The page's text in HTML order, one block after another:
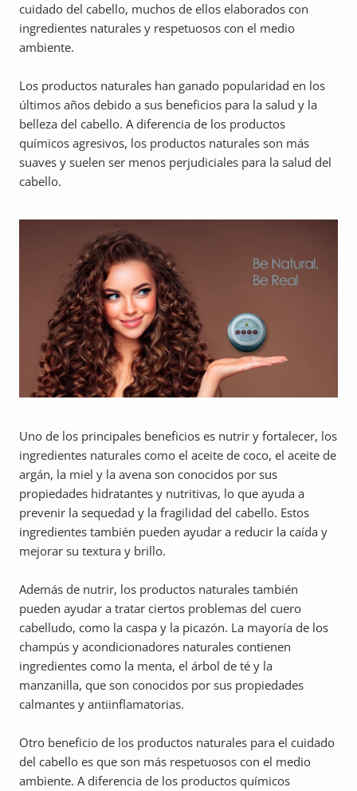
cuidado del cabello, muchos de ellos elaborados con
ingredientes naturales y respetuosos con el medio
ambiente.
Los productos naturales han ganado popularidad en los
últimos años debido a sus beneficios para la salud y la
belleza del cabello. A diferencia de los productos
químicos agresivos, los productos naturales son más
suaves y suelen ser menos perjudiciales para la salud del
cabello.
Uno de los principales beneficios es nutrir y fortalecer, los
ingredientes naturales como el aceite de coco, el aceite de
argán, la miel y la avena son conocidos por sus
propiedades hidratantes y nutritivas, lo que ayuda a
prevenir la sequedad y la fragilidad del cabello. Estos
ingredientes también pueden ayudar a reducir la caída y
mejorar su textura y brillo.
Además de nutrir, los productos naturales también
pueden ayudar a tratar ciertos problemas del cuero
cabelludo, como la caspa y la picazón. La mayoría de los
champús y acondicionadores naturales contienen
ingredientes como la menta, el árbol de té y la
manzanilla, que son conocidos por sus propiedades
calmantes y antiinflamatorias.
Otro beneficio de los productos naturales para el cuidado
del cabello es que son más respetuosos con el medio
ambiente. A diferencia de los productos químicos